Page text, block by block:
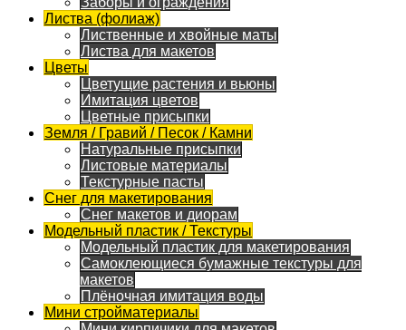
Листва (фолиаж)
Лиственные и хвойные маты
Листва для макетов
Цветы
Цветущие растения и вьюны
Имитация цветов
Цветные присыпки
Земля / Гравий / Песок / Камни
Натуральные присыпки
Листовые материалы
Текстурные пасты
Снег для макетирования
Снег макетов и диорам
Модельный пластик / Текстуры
Модельный пластик для макетирования
Самоклеющиеся бумажные текстуры для
макетов
Плёночная имитация воды
Мини стройматериалы